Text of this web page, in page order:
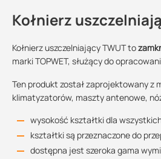
Kołnierz
Kołnierz uszczelniający TWUT to
marki TOPWET, służący do
Ten produkt został zaprojektowany z
klimatyzatorów, maszty antenowe,
wysokość kształtki dla
kształtki są przeznaczone do
dostępna jest szeroka gama
Dlaczego warto
posiadaergonomiczny kształt
kołnierz przeznaczony do zadań
kupując ten produkt u nas
Przeznaczenie:
dach
Kształtka:
zamknięta
Sprzedajemy na:
sztuki
Wielkość
opakowania:
1 sztuka
855.04 KB
Karta katalogowa
256.09 KB
Kontakt